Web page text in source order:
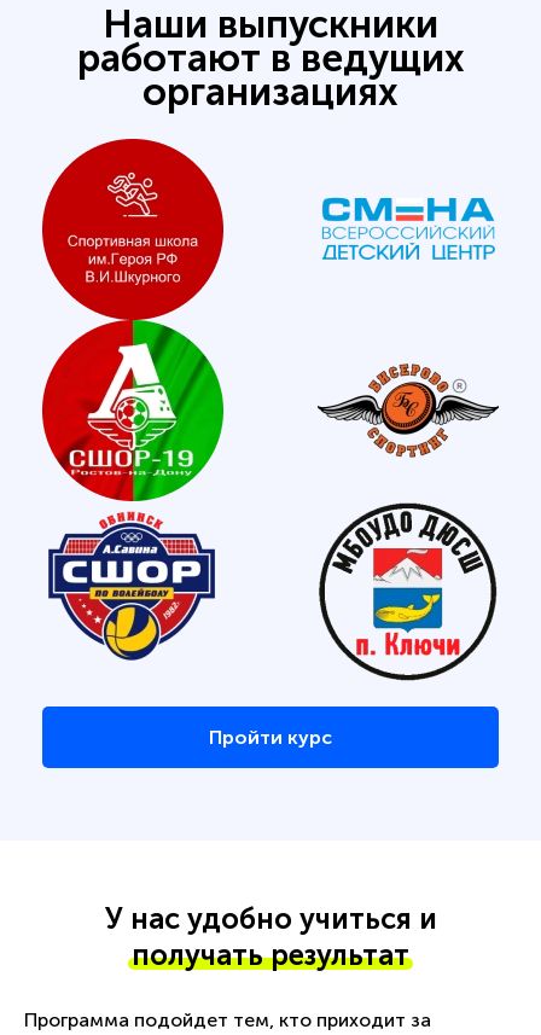
Наши выпускники
работают в ведущих
организациях
Пройти курс
У нас удобно учиться и
получать результат
Программа подойдет тем, кто приходит за